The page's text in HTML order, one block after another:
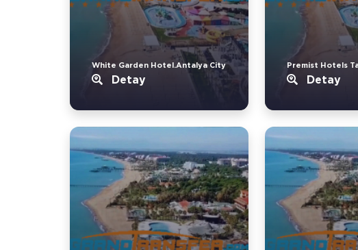
White Garden Hotel.Antalya City
Detay
Premist Hotels
Detay